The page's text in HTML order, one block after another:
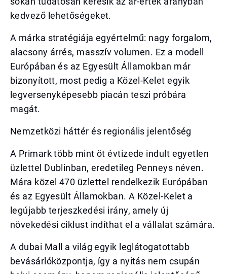
kedvező lehetőségeket.
A márka stratégiája egyértelmű: nagy forgalom,
alacsony árrés, masszív volumen. Ez a modell
Európában és az Egyesült Államokban már
bizonyított, most pedig a Közel-Kelet egyik
legversenyképesebb piacán teszi próbára
magát.
Nemzetközi háttér és regionális jelentőség
A Primark több mint öt évtizede indult egyetlen
üzlettel Dublinban, eredetileg Penneys néven.
Mára közel 470 üzlettel rendelkezik Európában
és az Egyesült Államokban. A Közel-Kelet a
legújabb terjeszkedési irány, amely új
növekedési ciklust indíthat el a vállalat számára.
A dubai Mall a világ egyik leglátogatottabb
bevásárlóközpontja, így a nyitás nem csupán